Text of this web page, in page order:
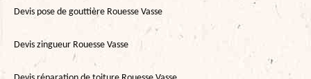
Devis pose de gouttière Rouesse Vasse
Devis zingueur Rouesse Vasse